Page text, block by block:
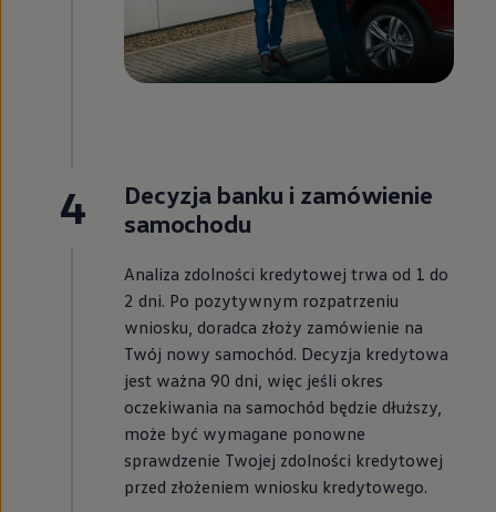
4
Decyzja banku i zamówienie
samochodu
Analiza zdolności kredytowej trwa od 1 do
2 dni. Po pozytywnym rozpatrzeniu
wniosku, doradca złoży zamówienie na
Twój nowy samochód. Decyzja kredytowa
jest ważna 90 dni, więc jeśli okres
oczekiwania na samochód będzie dłuższy,
może być wymagane ponowne
sprawdzenie Twojej zdolności kredytowej
przed złożeniem wniosku kredytowego.